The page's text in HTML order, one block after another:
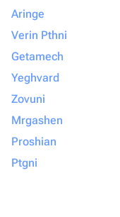
Aringe
Verin Pthni
Getamech
Yeghvard
Zovuni
Mrgashen
Proshian
Ptgni